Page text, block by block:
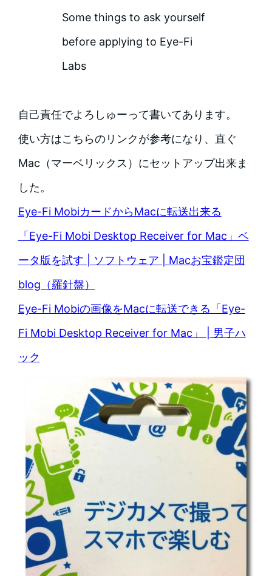
Some things to ask yourself
before applying to Eye-Fi
Labs
自己責任でよろしゅーって書いてあります。
使い方はこちらのリンクが参考になり、直ぐ
Mac（マーベリックス）にセットアップ出来ま
した。
Eye-Fi MobiカードからMacに転送出来る
「Eye-Fi Mobi Desktop Receiver for Mac」ベ
ータ版を試す | ソフトウェア | Macお宝鑑定団
blog（羅針盤）
Eye-Fi Mobiの画像をMacに転送できる「Eye-
Fi Mobi Desktop Receiver for Mac」 | 男子ハ
ック